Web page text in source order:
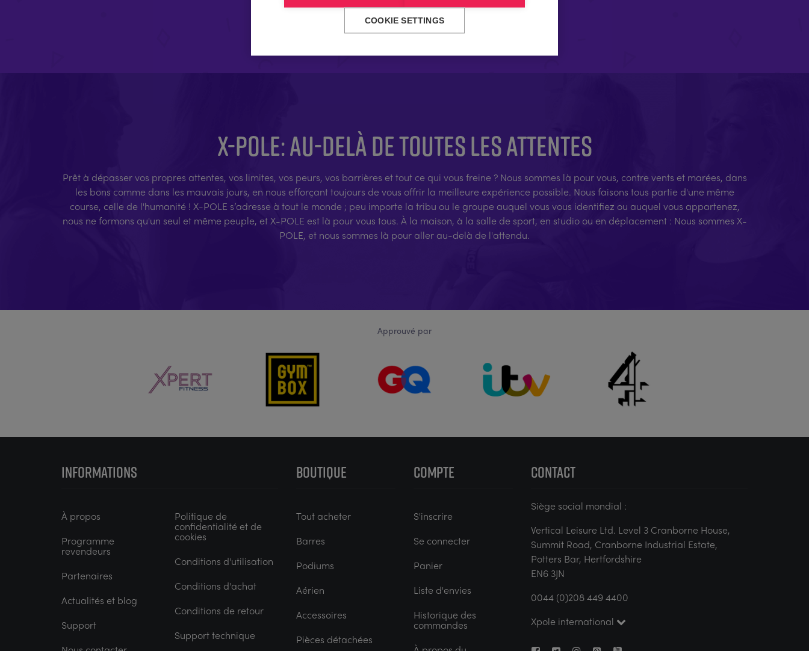
X-POLE: AU-DELÀ DE TOUTES LES ATTENTES
Prêt à dépasser vos propres attentes, vos limites, vos peurs, vos barrières et tout ce qui vous freine ? Nous sommes là pour vous, contre vents et marées, dans
les bons comme dans les mauvais jours, en nous efforçant toujours de vous offrir la meilleure expérience possible. Nous faisons tous partie d'une même
course, celle de l'humanité ! X-POLE s’adresse à tout le monde ; peu importe la tribu ou le groupe auquel vous vous identifiez ou auquel vous appartenez,
nous ne formons qu'un seul et même peuple, et X-POLE est là pour vous tous. À la maison, à la salle de sport, en studio ou en déplacement : Nous sommes X-
POLE, et nous sommes là pour aller au-delà de l'attendu.
Approuvé par
INFORMATIONS
À propos
Programme
revendeurs
Partenaires
Actualités et blog
Support
Politique de
confidentialité et de
cookies
Conditions d'utilisation
Conditions d'achat
Conditions de retour
Support technique
BOUTIQUE
Tout acheter
Barres
Podiums
Aérien
Accessoires
Pièces détachées
COMPTE
S'inscrire
Se connecter
Panier
Liste d'envies
Historique des
commandes
CONTACT
Siège social mondial :
Vertical Leisure Ltd. Level 3 Cranborne House,
Summit Road, Cranborne Industrial Estate,
Potters Bar, Hertfordshire
EN6 3JN
0044 (0)208 449 4400
Xpole international
COOKIE SETTINGS